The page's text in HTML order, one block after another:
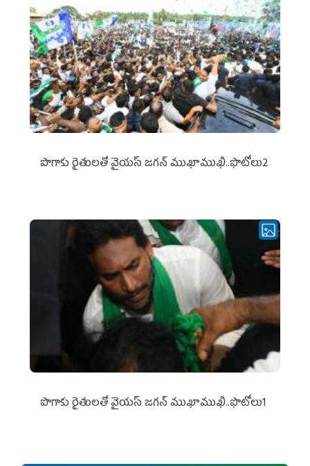
పొగాకు రైతుల‌తో వైయ‌స్ జ‌గ‌న్ ముఖాముఖి..ఫొటోలు2
పొగాకు రైతుల‌తో వైయ‌స్ జ‌గ‌న్ ముఖాముఖి..ఫొటోలు1